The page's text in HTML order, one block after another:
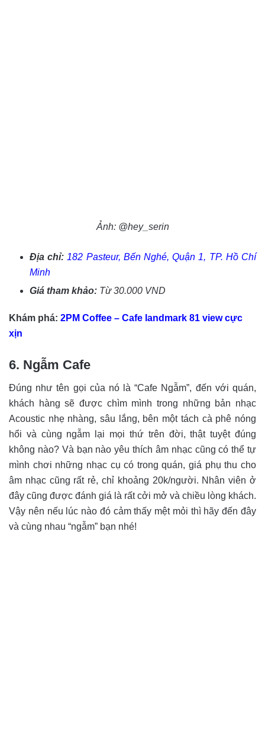
Ảnh: @hey_serin
Địa chỉ: 182 Pasteur, Bến Nghé, Quận 1, TP. Hồ Chí
Minh
Giá tham khảo: Từ 30.000 VND
Khám phá: 2PM Coffee – Cafe landmark 81 view cực
xịn
6. Ngẫm Cafe
Đúng như tên gọi của nó là “Cafe Ngẫm”, đến với quán,
khách hàng sẽ được chìm mình trong những bản nhạc
Acoustic nhẹ nhàng, sâu lắng, bên một tách cà phê nóng
hổi và cùng ngẫm lại mọi thứ trên đời, thật tuyệt đúng
không nào? Và bạn nào yêu thích âm nhạc cũng có thể tự
mình chơi những nhạc cụ có trong quán, giá phụ thu cho
âm nhạc cũng rất rẻ, chỉ khoảng 20k/người. Nhân viên ở
đây cũng được đánh giá là rất cởi mở và chiều lòng khách.
Vậy nên nếu lúc nào đó cảm thấy mệt mỏi thì hãy đến đây
và cùng nhau “ngẫm” bạn nhé!